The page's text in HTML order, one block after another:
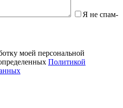
Я не спам-
моей персональной
Политикой